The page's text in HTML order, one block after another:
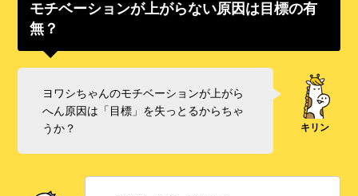
モチベーションが上がらない原因は目標の有
無？
ヨワシちゃんのモチベーションが上がら
へん原因は「目標」を失っとるからちゃ
うか？